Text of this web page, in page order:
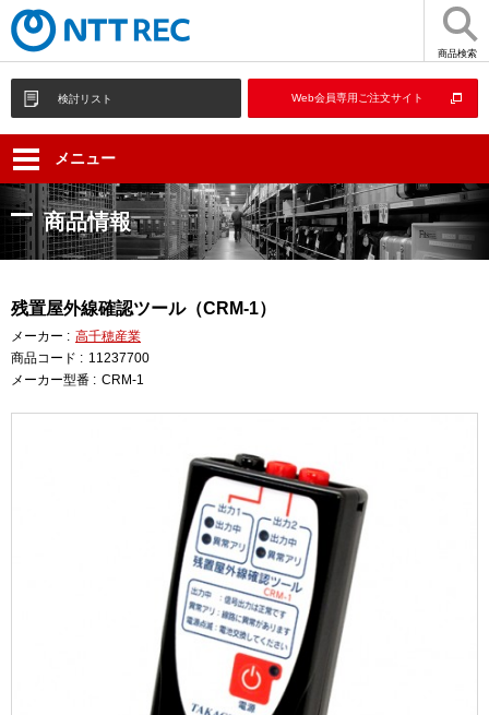
商品検索
検討リスト Web会員専用ご注文サイト
メニュー
商品情報
残置屋外線確認ツール（CRM-1）
メーカー : 高千穂産業
商品コード : 11237700
メーカー型番 : CRM-1